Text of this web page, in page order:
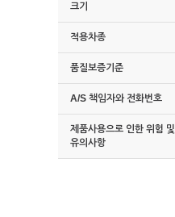
크기
적용차종
품질보증기준
A/S 책임자와 전화번호
제품사용으로 인한 위험 및
유의사항